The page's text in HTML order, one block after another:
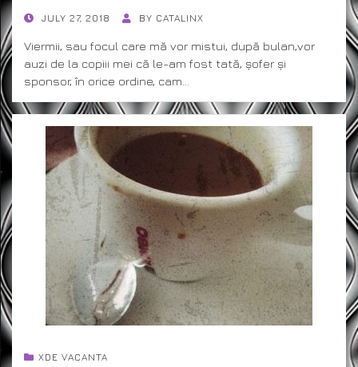
POSTED
JULY 27, 2018 BY CATALINX
Viermii, sau focul care mă vor mistui, după bulan,vor
auzi de la copiii mei că le-am fost tată, șofer și
sponsor, în orice ordine, cam…
XDE VACANTA